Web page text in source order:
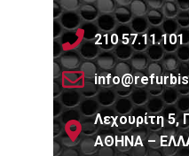
210 57.11.101
Λεχουρίτη 5,
ΑΘΗΝΑ –